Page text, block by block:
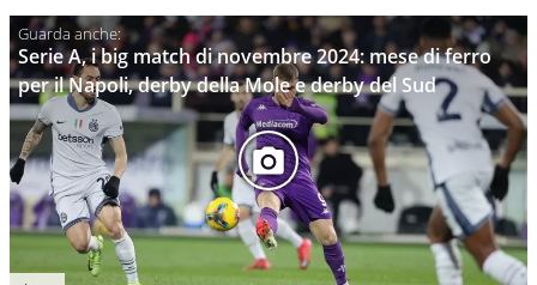
Serie A, i big match di novembre 2024: mese di ferro
per il Napoli, derby della Mole e derby del Sud